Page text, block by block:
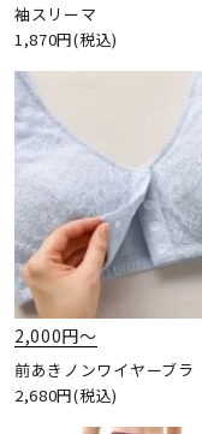
袖スリーマ
1,870円(税込)
2,000円〜
前あきノンワイヤーブラ
2,680円(税込)